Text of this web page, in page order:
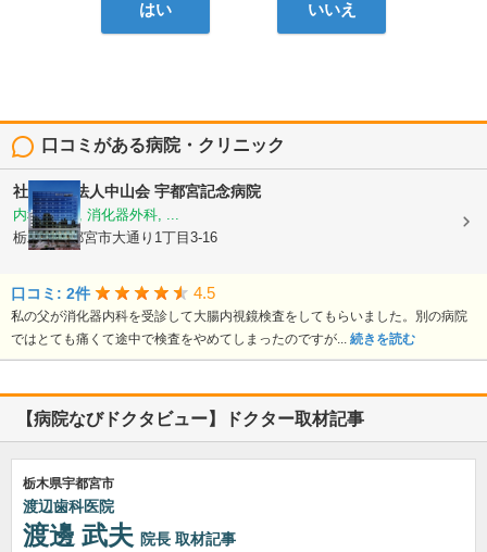
はい いいえ
口コミがある病院・クリニック
社会医療法人中山会 宇都宮記念病院
内科, 外科, 消化器外科, ...
栃木県宇都宮市大通り1丁目3-16
口コミ: 2件 4.5
私の父が消化器内科を受診して大腸内視鏡検査をしてもらいました。別の病院
ではとても痛くて途中で検査をやめてしまったのですが... 続きを読む
【病院なびドクタビュー】ドクター取材記事
栃木県宇都宮市
渡辺歯科医院
渡邊 武夫 院長 取材記事